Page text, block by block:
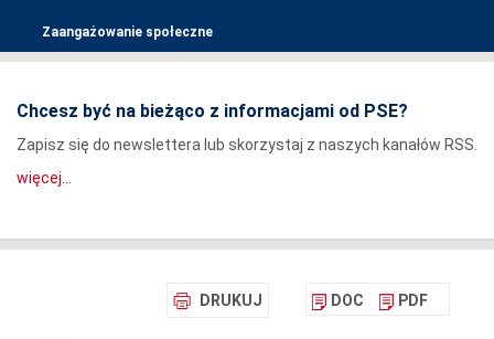
Zaangażowanie społeczne
Chcesz być na bieżąco z informacjami od PSE?
Zapisz się do newslettera lub skorzystaj z naszych kanałów RSS.
więcej...
DRUKUJ DOC PDF